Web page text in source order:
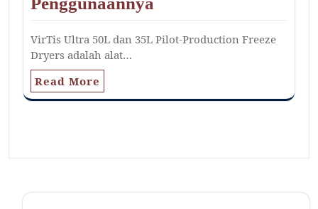
VirTis Ultra 50L dan 35L Pilot-Production Freeze
Dryers adalah alat…
Read More